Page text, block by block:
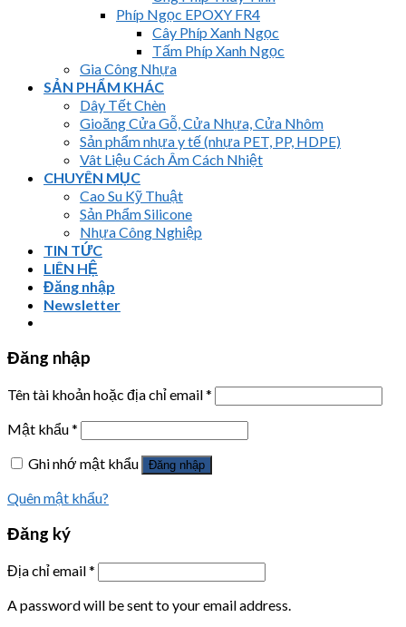
Phíp Ngọc EPOXY FR4
Cây Phíp Xanh Ngọc
Tấm Phíp Xanh Ngọc
Gia Công Nhựa
SẢN PHẨM KHÁC
Dây Tết Chèn
Gioăng Cửa Gỗ, Cửa Nhựa, Cửa Nhôm
Sản phẩm nhựa y tế (nhựa PET, PP, HDPE)
Vât Liệu Cách Âm Cách Nhiệt
CHUYÊN MỤC
Cao Su Kỹ Thuật
Sản Phẩm Silicone
Nhựa Công Nghiệp
TIN TỨC
LIÊN HỆ
Đăng nhập
Newsletter
Đăng nhập
Tên tài khoản hoặc địa chỉ email*
Mật khẩu*
Ghi nhớ mật khẩu
Đăng nhập
Quên mật khẩu?
Đăng ký
Địa chỉ email*
A password will be sent to your email address.